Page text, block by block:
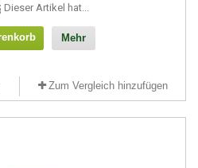
Artikel hat...
Mehr
Zum Vergleich hinzufügen